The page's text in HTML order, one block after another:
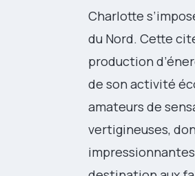
Charlotte
du Nord. Cette
production
de son activité
amateurs de
vertigineuses,